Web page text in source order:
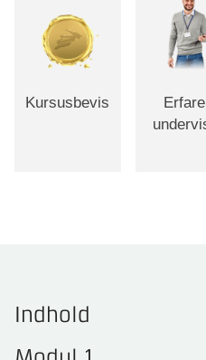
Kursusbevis
Indhold